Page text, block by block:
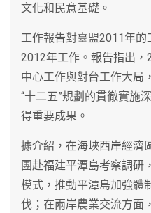
文化和民意基礎。
工作報告對臺盟2011年
2012年工作。報告指出
中心工作與對台工作大局
“十二五”規劃的貫徹實施
得重要成果。
據介紹，在海峽西岸經濟
團赴福建平潭島考察調研
模式，推動平潭島加強體
伐；在兩岸農業交流方面